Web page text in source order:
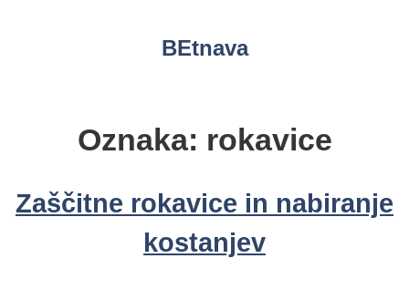
BEtnava
Oznaka: rokavice
Zaščitne rokavice in nabiranje
kostanjev